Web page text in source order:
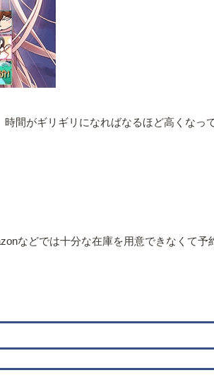
間がギリギリになればなるほど高くなっ
などでは十分な在庫を用意できなくて予